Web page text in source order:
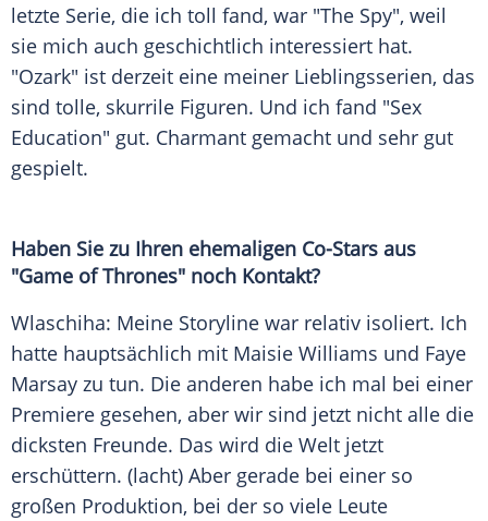
letzte Serie, die ich toll fand, war "The Spy", weil
sie mich auch geschichtlich interessiert hat.
"Ozark" ist derzeit eine meiner Lieblingsserien, das
sind tolle, skurrile Figuren. Und ich fand "Sex
Education" gut. Charmant gemacht und sehr gut
gespielt.
Haben Sie zu Ihren ehemaligen Co-Stars aus
"Game of Thrones" noch Kontakt?
Wlaschiha: Meine Storyline war relativ isoliert. Ich
hatte hauptsächlich mit Maisie Williams und Faye
Marsay zu tun. Die anderen habe ich mal bei einer
Premiere gesehen, aber wir sind jetzt nicht alle die
dicksten Freunde. Das wird die Welt jetzt
erschüttern. (lacht) Aber gerade bei einer so
großen Produktion, bei der so viele Leute